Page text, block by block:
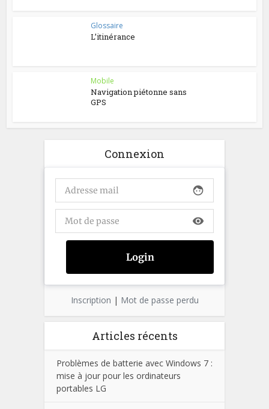
Glossaire
L’itinérance
Mobile
Navigation piétonne sans
GPS
Connexion
face
visibility
Inscription | Mot de passe perdu
Articles récents
Problèmes de batterie avec Windows 7 :
mise à jour pour les ordinateurs
portables LG